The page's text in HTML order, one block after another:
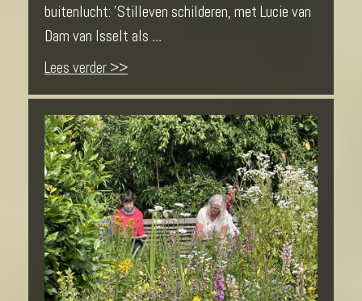
buitenlucht: 'Stilleven schilderen, met Lucie van
Dam van Isselt als ...
Lees verder >>